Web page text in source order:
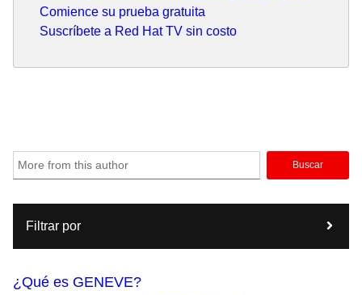
Comience su prueba gratuita
Suscríbete a Red Hat TV sin costo
Buscar
Filtrar por
¿Qué es GENEVE?